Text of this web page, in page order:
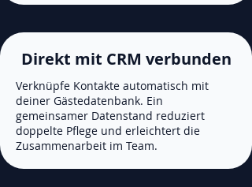
Direkt mit CRM verbunden
Verknüpfe Kontakte automatisch mit
deiner Gästedatenbank. Ein
gemeinsamer Datenstand reduziert
doppelte Pflege und erleichtert die
Zusammenarbeit im Team.